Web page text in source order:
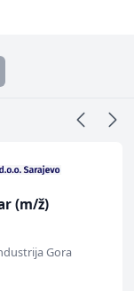
(m/ž)
Gora